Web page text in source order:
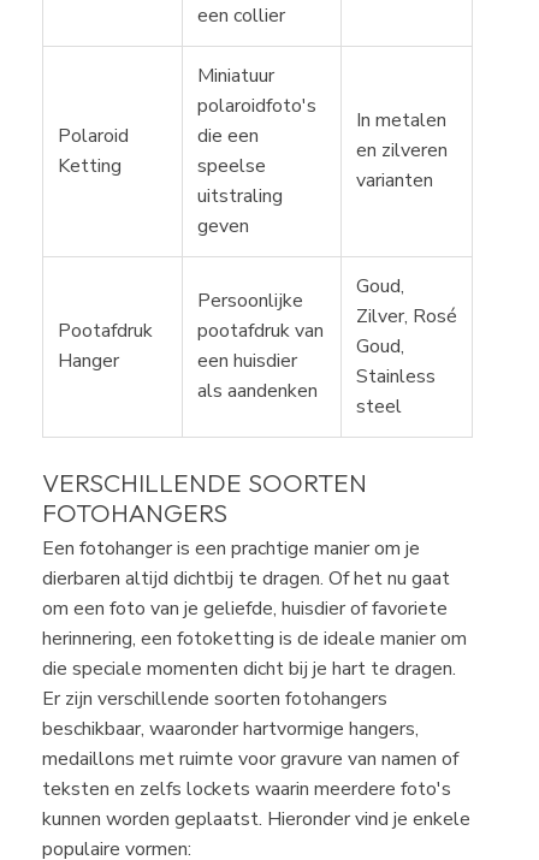
een collier
Polaroid
Ketting
Miniatuur
polaroidfoto's
die een
speelse
uitstraling
geven
In metalen
en zilveren
varianten
Pootafdruk
Hanger
Persoonlijke
pootafdruk van
een huisdier
als aandenken
Goud,
Zilver, Rosé
Goud,
Stainless
steel
VERSCHILLENDE SOORTEN
FOTOHANGERS
Een fotohanger is een prachtige manier om je
dierbaren altijd dichtbij te dragen. Of het nu gaat
om een foto van je geliefde, huisdier of favoriete
herinnering, een fotoketting is de ideale manier om
die speciale momenten dicht bij je hart te dragen.
Er zijn verschillende soorten fotohangers
beschikbaar, waaronder hartvormige hangers,
medaillons met ruimte voor gravure van namen of
teksten en zelfs lockets waarin meerdere foto's
kunnen worden geplaatst. Hieronder vind je enkele
populaire vormen: